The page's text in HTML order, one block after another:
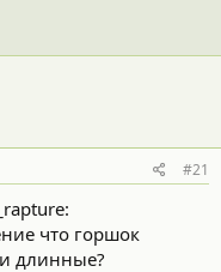
#21
что горшок
длинные?